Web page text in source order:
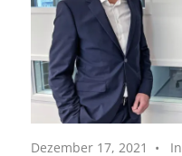
Dezember 17, 2021